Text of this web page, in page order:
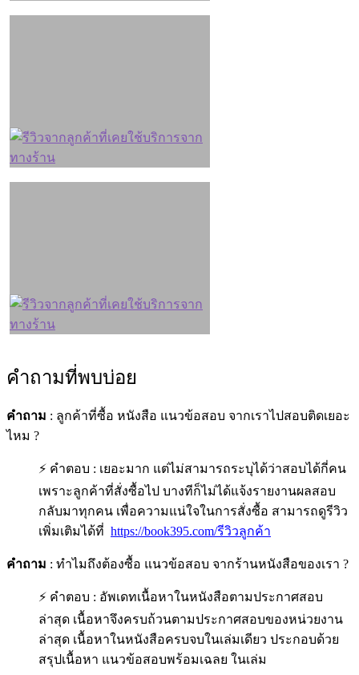
คำถามที่พบบ่อย
คำถาม : ลูกค้าที่ซื้อ หนังสือ แนวข้อสอบ จากเราไปสอบติดเยอะ
ไหม ?
⚡ คำตอบ : เยอะมาก แต่ไม่สามารถระบุได้ว่าสอบได้กี่คน
เพราะลูกค้าที่สั่งซื้อไป บางทีก็ไม่ได้แจ้งรายงานผลสอบ
กลับมาทุกคน เพื่อความแน่ใจในการสั่งซื้อ สามารถดูรีวิว
เพิ่มเติมได้ที่ https://book395.com/รีวิวลูกค้า
คำถาม : ทำไมถึงต้องซื้อ แนวข้อสอบ จากร้านหนังสือของเรา ?
⚡ คำตอบ : อัพเดทเนื้อหาในหนังสือตามประกาศสอบ
ล่าสุด เนื้อหาจึงครบถ้วนตามประกาศสอบของหน่วยงาน
ล่าสุด เนื้อหาในหนังสือครบจบในเล่มเดียว ประกอบด้วย
สรุปเนื้อหา แนวข้อสอบพร้อมเฉลย ในเล่ม